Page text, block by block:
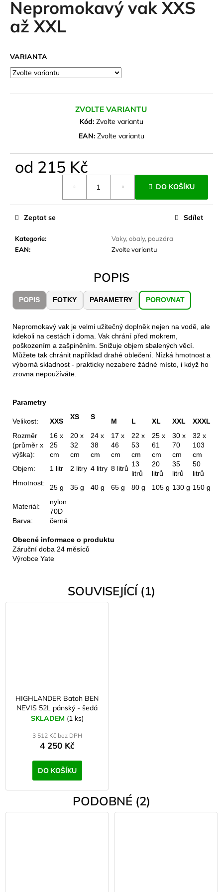
Nepromokavý vak XXS
až XXL
VARIANTA
ZVOLTE VARIANTU
Kód: Zvolte variantu
EAN: Zvolte variantu
od 215 Kč
DO KOŠÍKU
Kategorie:
Vaky, obaly, pouzdra
EAN: Zvolte variantu
Zeptat se Sdílet
POPIS
POPIS FOTKY PARAMETRY POROVNAT
Nepromokavý vak je velmi užitečný doplněk nejen na vodě, ale
kdekoli na cestách i doma. Vak chrání před mokrem,
poškozením a zašpiněním. Snižuje objem sbalených věcí.
Můžete tak chránit například drahé oblečení. Nízká hmotnost a
výborná skladnost - prakticky nezabere žádné místo, i když ho
zrovna nepoužíváte.
Parametry
Velikost: XXS
XS S
M L XL XXL
XXXL
Rozměr
(průměr x
výška):
16 x
25
cm
20 x
32
cm
24 x
38
cm
17 x
46
cm
22 x
53
cm
25 x
61
cm
30 x
70
cm
32 x
103
cm
Objem:
1 litr 2 litry 4 litry 8 litrů
13
litrů
20
litrů
35
litrů
50
litrů
Hmotnost:
25 g 35 g 40 g 65 g 80 g 105 g 130 g 150 g
Materiál:
nylon
70D
Barva:
černá
Obecné informace o produktu
Záruční doba 24 měsíců
Výrobce Yate
SOUVISEJÍCÍ (1)
HIGHLANDER Batoh BEN
NEVIS 52L pánský - šedá
SKLADEM (1 ks)
3 512 Kč bez DPH
4 250 Kč
DO KOŠÍKU
PODOBNÉ (2)
a
j
t
?
HLEDAT
o
r
u
u
JOMA
25
BĚŽECKÉ
TRAILOVÉ
BOTY
PÁNSKÉ
BLUE
Kč
Původně:
290
Kč